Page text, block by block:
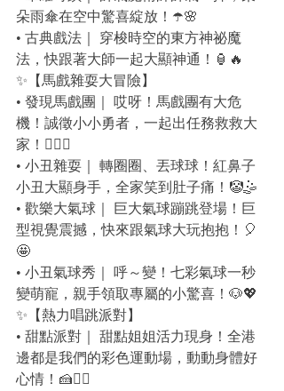
朵雨傘在空中驚喜綻放！☂️🌸
• 古典戲法｜ 穿梭時空的東方神祕魔
法，快跟著大師一起大顯神通！🏮🔥
✨【馬戲雜耍大冒險】
• 發現馬戲團｜ 哎呀！馬戲團有大危
機！誠徵小小勇者，一起出任務救救大
家！🕵️‍♂️🚩
• 小丑雜耍｜ 轉圈圈、丟球球！紅鼻子
小丑大顯身手，全家笑到肚子痛！🤡🤹
• 歡樂大氣球｜ 巨大氣球蹦跳登場！巨
型視覺震撼，快來跟氣球大玩抱抱！🎈
🤩
• 小丑氣球秀｜ 呼～變！七彩氣球一秒
變萌寵，親手領取專屬的小驚喜！🐶💖
✨【熱力唱跳派對】
• 甜點派對｜ 甜點姐姐活力現身！全港
邊都是我們的彩色運動場，動動身體好
心情！🍰🏃‍♀️